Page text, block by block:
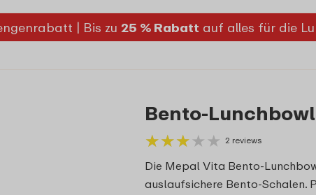
| Bis zu 25 % Rabatt auf alles für die
Bento-
★★★★ ★
★★★★ ★ 2 reviews
Die Mepal Vita Bento-
auslaufsichere Bento-Schalen.